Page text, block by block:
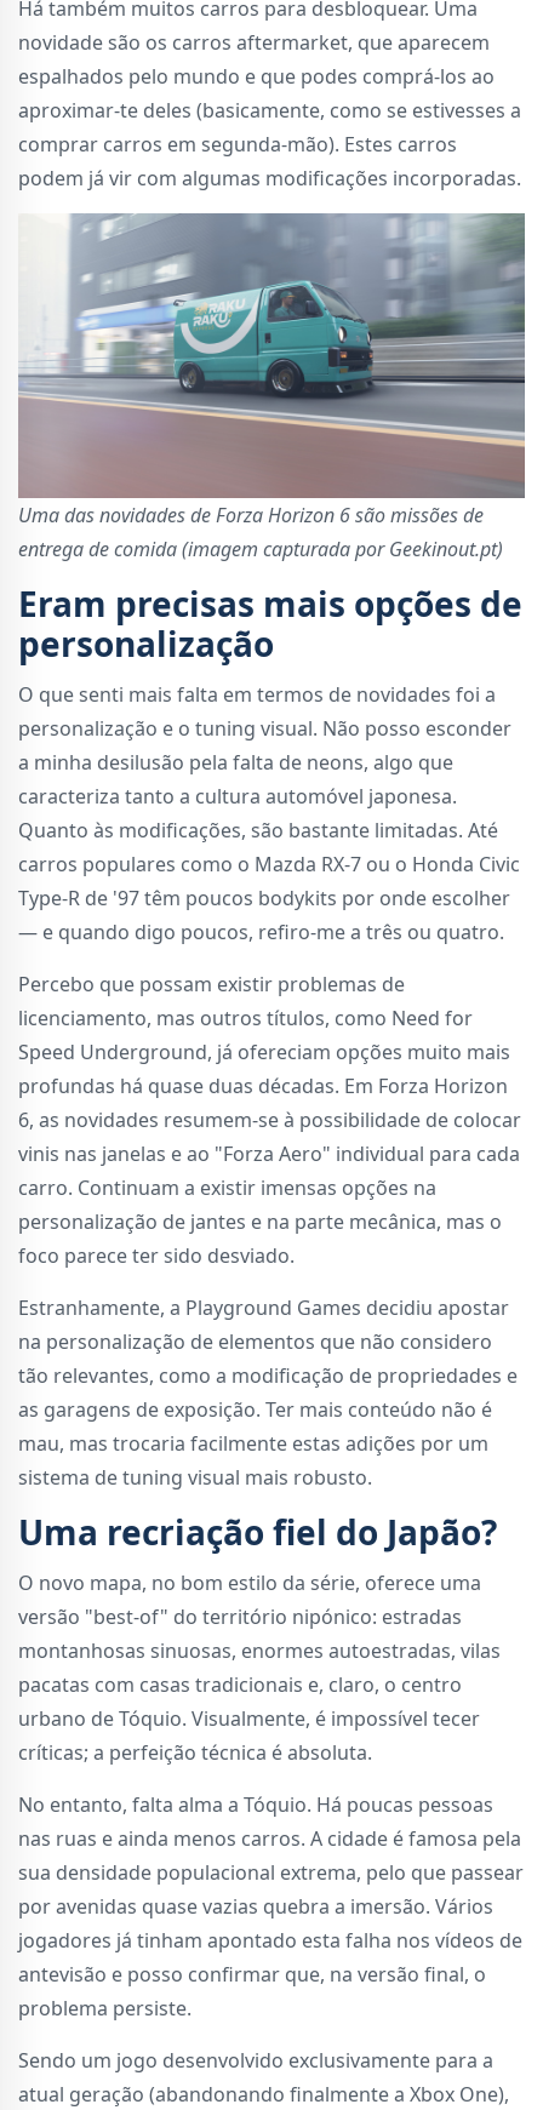
Há também muitos carros para desbloquear. Uma
novidade são os carros aftermarket, que aparecem
espalhados pelo mundo e que podes comprá-los ao
aproximar-te deles (basicamente, como se estivesses a
comprar carros em segunda-mão). Estes carros
podem já vir com algumas modificações incorporadas.
Uma das novidades de Forza Horizon 6 são missões de
entrega de comida (imagem capturada por Geekinout.pt)
Eram precisas mais opções de
personalização
O que senti mais falta em termos de novidades foi a
personalização e o tuning visual. Não posso esconder
a minha desilusão pela falta de neons, algo que
caracteriza tanto a cultura automóvel japonesa.
Quanto às modificações, são bastante limitadas. Até
carros populares como o Mazda RX-7 ou o Honda Civic
Type-R de '97 têm poucos bodykits por onde escolher
— e quando digo poucos, refiro-me a três ou quatro.
Percebo que possam existir problemas de
licenciamento, mas outros títulos, como Need for
Speed Underground, já ofereciam opções muito mais
profundas há quase duas décadas. Em Forza Horizon
6, as novidades resumem-se à possibilidade de colocar
vinis nas janelas e ao "Forza Aero" individual para cada
carro. Continuam a existir imensas opções na
personalização de jantes e na parte mecânica, mas o
foco parece ter sido desviado.
Estranhamente, a Playground Games decidiu apostar
na personalização de elementos que não considero
tão relevantes, como a modificação de propriedades e
as garagens de exposição. Ter mais conteúdo não é
mau, mas trocaria facilmente estas adições por um
sistema de tuning visual mais robusto.
Uma recriação fiel do Japão?
O novo mapa, no bom estilo da série, oferece uma
versão "best-of" do território nipónico: estradas
montanhosas sinuosas, enormes autoestradas, vilas
pacatas com casas tradicionais e, claro, o centro
urbano de Tóquio. Visualmente, é impossível tecer
críticas; a perfeição técnica é absoluta.
No entanto, falta alma a Tóquio. Há poucas pessoas
nas ruas e ainda menos carros. A cidade é famosa pela
sua densidade populacional extrema, pelo que passear
por avenidas quase vazias quebra a imersão. Vários
jogadores já tinham apontado esta falha nos vídeos de
antevisão e posso confirmar que, na versão final, o
problema persiste.
Sendo um jogo desenvolvido exclusivamente para a
atual geração (abandonando finalmente a Xbox One),